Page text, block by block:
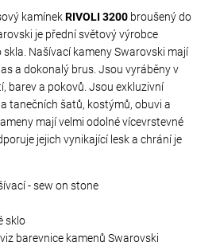
kamínekRIVOLI 3200 broušený do
je přední světový výrobce
Našívací kameny Swarovski mají
a dokonalý brus. Jsou vyráběny v
barev a pokovů. Jsou exkluzivní
tanečních šatů, kostýmů, obuvi a
mají velmi odolné vícevrstevné
jejich vynikající lesk a chrání je
- sew on stone
sklo
barevnice kamenů Swarovski